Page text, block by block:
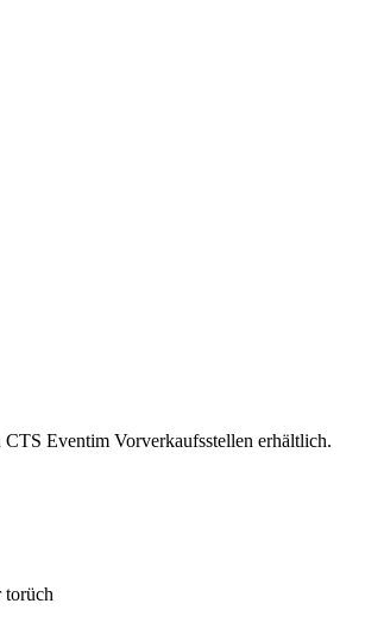
Eventim Vorverkaufsstellen erhältlich.
torüch